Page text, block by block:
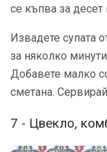
се къпва за десет
Извадете супата
за няколко
Добавете малко
сметана.
7 - Цвекло,